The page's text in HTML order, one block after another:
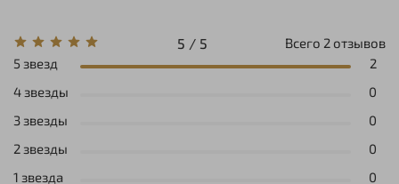
5 / 5 Всего 2 отзывов
5 звезд
2
4 звезды
0
3 звезды
0
2 звезды
0
1 звезда
0